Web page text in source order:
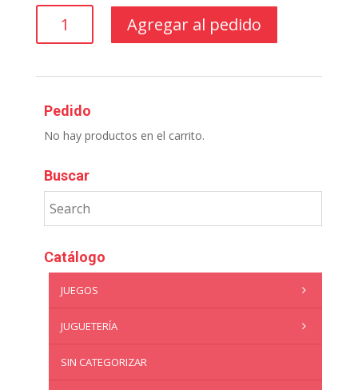
Agregar al pedido
Pedido
No hay productos en el carrito.
Buscar
Catálogo
JUEGOS
JUGUETERÍA
SIN CATEGORIZAR